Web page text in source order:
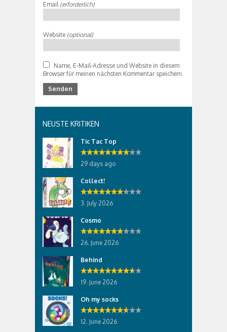
Email (erforderlich)
Website (optional)
Name, E-Mail-Adresse und Website in diesem
Browser für meinen nächsten Kommentar speichern.
NEUSTE KRITIKEN
Tic Tac Top
29 days ago
Collect!
3. July 2026
Cosmo
26. June 2026
Behind
19. June 2026
Oh my socks
12. June 2026